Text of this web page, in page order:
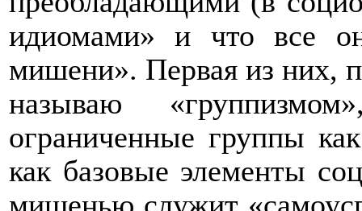
идиомами» и что все
мишени». Первая из них,
называю
ограниченные группы
как базовые элементы